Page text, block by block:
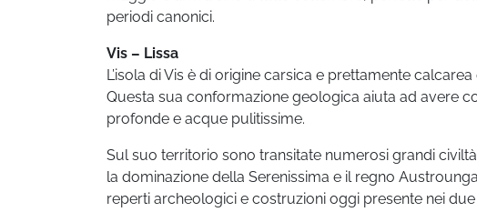
periodi canonici.
Vis – Lissa
L’isola di Vis è di origine carsica e prettamente
Questa sua conformazione geologica aiuta ad avere
profonde e acque pulitissime.
Sul suo territorio sono transitate numerosi grandi
la dominazione della Serenissima e il regno
reperti archeologici e costruzioni oggi presente nei